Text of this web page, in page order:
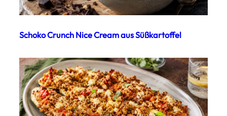
Schoko Crunch Nice Cream aus Süßkartoffel